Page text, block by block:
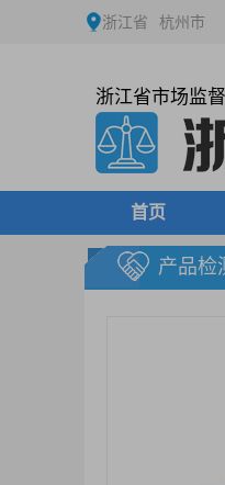
浙江省 杭州市
浙江省市场监
首页
产品检